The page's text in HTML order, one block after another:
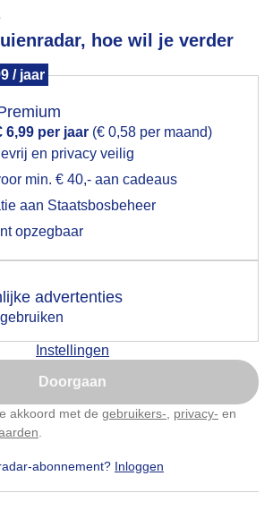
hoe wil je verder
/ jaar
6,99 per jaar (€ 0,58 per maand)
en privacy veilig
min. € 40,- aan cadeaus
aan Staatsbosbeheer
opzegbaar
advertenties
Instellingen
Doorgaan
akkoord met de gebruikers- privacy- en
abonnement? Inloggen
droog in de kast
droog in de kast, met nog een klein
Es
je locatie gebruiken voor het
geen akkoord op hebt gegeven,
een pop-up uit je browser waarin
toon de popup
niet, misschien later
hierom dit aan te passen